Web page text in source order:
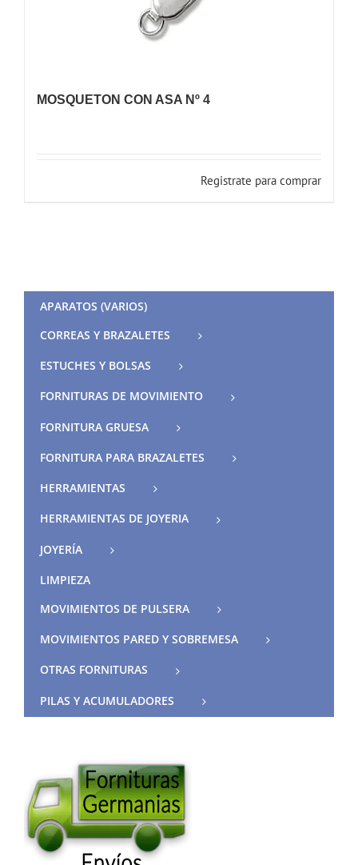
MOSQUETON CON ASA Nº 4
Registrate para comprar
APARATOS (VARIOS)
CORREAS Y BRAZALETES
ESTUCHES Y BOLSAS
FORNITURAS DE MOVIMIENTO
FORNITURA GRUESA
FORNITURA PARA BRAZALETES
HERRAMIENTAS
HERRAMIENTAS DE JOYERIA
JOYERÍA
LIMPIEZA
MOVIMIENTOS DE PULSERA
MOVIMIENTOS PARED Y SOBREMESA
OTRAS FORNITURAS
PILAS Y ACUMULADORES